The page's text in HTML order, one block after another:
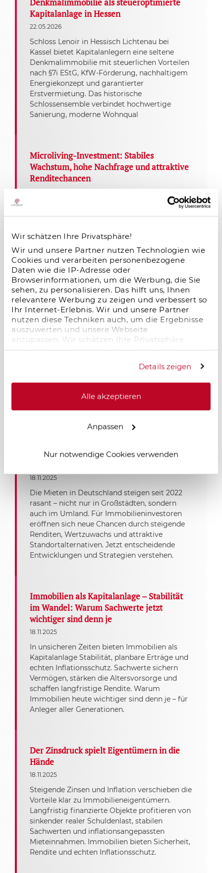
Wir schätzen Ihre Privatsphäre!
Wir und unsere Partner nutzen Technologien wie
Cookies und verarbeiten personenbezogene
Daten wie die IP-Adresse oder
Browserinformationen, um die Werbung, die Sie
sehen, zu personalisieren. Das hilft uns, Ihnen
relevantere Werbung zu zeigen und verbessert so
Ihr Internet-Erlebnis. Wir und unsere Partner
nutzen diese Techniken auch, um die Ergebnisse
auszuwerten und unsere Webseite
anzupassen. Wir schätzen Ihre Privatsphäre.
Daher fragen wir Sie hiermit um Erlaubnis zum
Details zeigen
Alle akzeptieren
Anpassen
Nur notwendige Cookies verwenden
Denkmalimmobilie als steueroptimierte
Kapitalanlage in Hessen
22.05.2026
Schloss Lenoir in Hessisch Lichtenau bei
Kassel bietet Kapitalanlegern eine seltene
Denkmalimmobilie mit steuerlichen Vorteilen
nach §7i EStG, KfW-Förderung, nachhaltigem
Energiekonzept und garantierter
Erstvermietung. Das historische
Schlossensemble verbindet hochwertige
Sanierung, moderne Wohnqual
Microliving-Investment: Stabiles
Wachstum, hohe Nachfrage und attraktive
Renditechancen
09.01.2026
Microliving-Investments überzeugen mit
hoher Nachfrage, stabiler Auslastung und
zukunftsstarkes Segment im deutschen
Immobilienmarkt.
Salzgitter im Wandel – neue Dynamik
durch Logistik und Industrie
18.11.2025
Salzgitter erlebt einen starken wirtschaftlichen
Aufschwung: Neue Logistik- und
Industrieprojekte, zentrale Lage und moderne
erhöhen die Wohnraumnachfrage. Für
Immobilieninvestoren entstehen langfristige
rasant: Chancen und Herausforderungen
18.11.2025
Die Mieten in Deutschland steigen seit 2022
rasant – nicht nur in Großstädten, sondern
auch im Umland. Für Immobilieninvestoren
eröffnen sich neue Chancen durch steigende
Renditen, Wertzuwachs und attraktive
Standortalternativen. Jetzt entscheidende
Entwicklungen und Strategien verstehen.
Immobilien als Kapitalanlage – Stabilität
im Wandel: Warum Sachwerte jetzt
wichtiger sind denn je
18.11.2025
In unsicheren Zeiten bieten Immobilien als
Kapitalanlage Stabilität, planbare Erträge und
echten Inflationsschutz. Sachwerte sichern
Vermögen, stärken die Altersvorsorge und
schaffen langfristige Rendite. Warum
Immobilien heute wichtiger sind denn je – für
Anleger aller Generationen.
Der Zinsdruck spielt Eigentümern in die
Hände
18.11.2025
Steigende Zinsen und Inflation verschieben die
Vorteile klar zu Immobilieneigentümern.
Langfristig finanzierte Objekte profitieren von
sinkender realer Schuldenlast, stabilen
Sachwerten und inflationsangepassten
Mieteinnahmen. Immobilien bieten Sicherheit,
Rendite und echten Inflationsschutz.